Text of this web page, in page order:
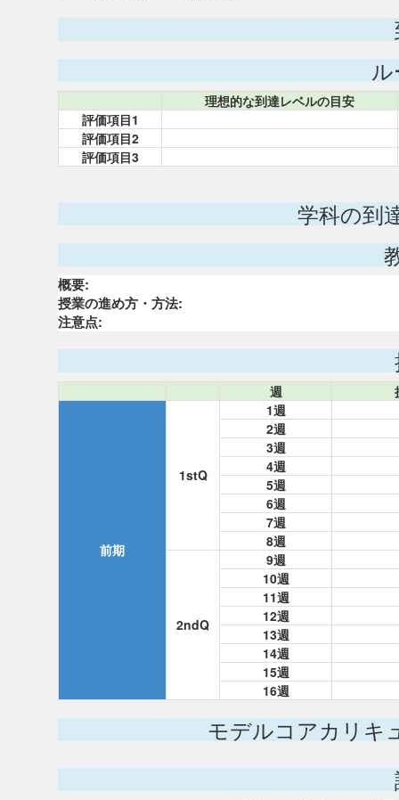
理想的な到達レベルの目安
評価項目1
評価項目2
評価項目3
学科の到
概要:
授業の進め方・方法:
注意点:
週
前期
1stQ
1週
2週
3週
4週
5週
6週
7週
8週
2ndQ
9週
10週
11週
12週
13週
14週
15週
16週
モデルコアカリキ